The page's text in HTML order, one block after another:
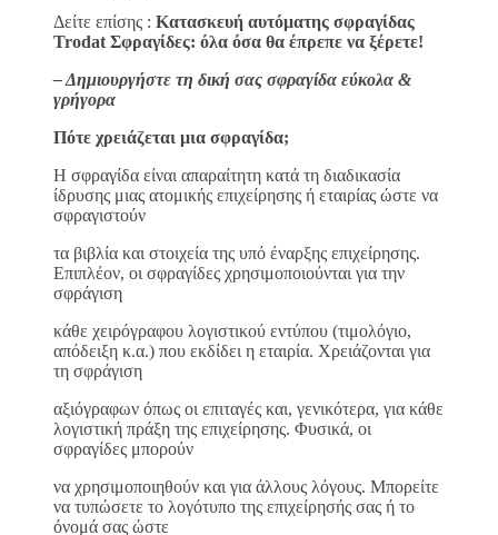
Δείτε επίσης : Κατασκευή αυτόματης σφραγίδας
Trodat Σφραγίδες: όλα όσα θα έπρεπε να ξέρετε!
– Δημιουργήστε τη δική σας σφραγίδα εύκολα &
γρήγορα
Πότε χρειάζεται μια σφραγίδα;
H σφραγίδα είναι απαραίτητη κατά τη διαδικασία
ίδρυσης μιας ατομικής επιχείρησης ή εταιρίας ώστε να
σφραγιστούν
τα βιβλία και στοιχεία της υπό έναρξης επιχείρησης.
Επιπλέον, οι σφραγίδες χρησιμοποιούνται για την
σφράγιση
κάθε χειρόγραφου λογιστικού εντύπου (τιμολόγιο,
απόδειξη κ.α.) που εκδίδει η εταιρία. Χρειάζονται για
τη σφράγιση
αξιόγραφων όπως οι επιταγές και, γενικότερα, για κάθε
λογιστική πράξη της επιχείρησης. Φυσικά, οι
σφραγίδες μπορούν
να χρησιμοποιηθούν και για άλλους λόγους. Μπορείτε
να τυπώσετε το λογότυπο της επιχείρησής σας ή το
όνομά σας ώστε